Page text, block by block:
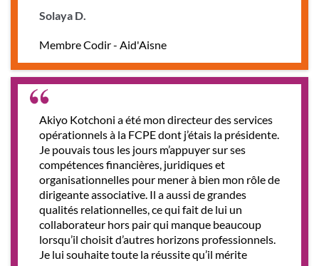
Solaya D.
Membre Codir - Aid'Aisne
Akiyo Kotchoni a été mon directeur des services
opérationnels à la FCPE dont j’étais la présidente.
Je pouvais tous les jours m’appuyer sur ses
compétences financières, juridiques et
organisationnelles pour mener à bien mon rôle de
dirigeante associative. Il a aussi de grandes
qualités relationnelles, ce qui fait de lui un
collaborateur hors pair qui manque beaucoup
lorsqu’il choisit d’autres horizons professionnels.
Je lui souhaite toute la réussite qu’il mérite